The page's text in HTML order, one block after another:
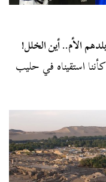
الأم.. أين الخلل!
استقيناه في حليب